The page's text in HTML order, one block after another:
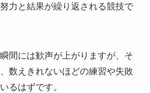
力と結果が繰り返される競技で
間には歓声が上がりますが、そ
数えきれないほどの練習や失敗
るはずです。